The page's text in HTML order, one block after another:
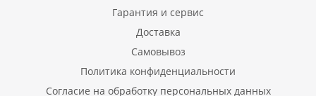
Гарантия и сервис
Доставка
Самовывоз
Политика конфиденциальности
Согласие на обработку персональных данных